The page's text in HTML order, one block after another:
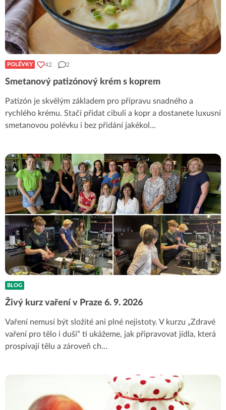
POLÉVKY 42 2
Smetanový patizónový krém s koprem
Patizón je skvělým základem pro přípravu snadného a
rychlého krému. Stačí přidat cibuli a kopr a dostanete luxusní
smetanovou polévku i bez přidání jakékol ...
BLOG
Živý kurz vaření v Praze 6. 9. 2026
Vaření nemusí být složité ani plné nejistoty. V kurzu „Zdravé
vaření pro tělo i duši“ ti ukážeme, jak připravovat jídla, která
prospívají tělu a zároveň ch...